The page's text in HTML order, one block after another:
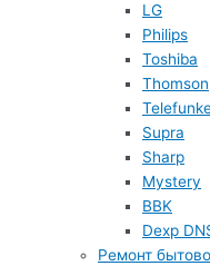
LG
Philips
Toshiba
Thomson
Supra
Sharp
Mystery
BBK
Dexp
Ремонт